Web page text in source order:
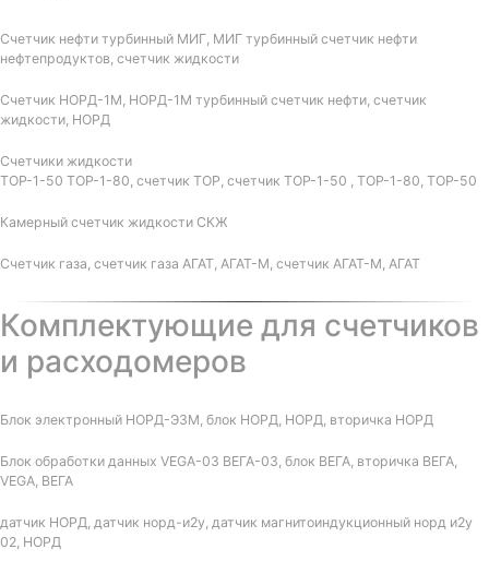
Счетчик нефти турбинный МИГ, МИГ турбинный счетчик нефти
нефтепродуктов, счетчик жидкости
Счетчик НОРД-1М, НОРД-1М турбинный счетчик нефти, счетчик
жидкости, НОРД
Счетчики жидкости
ТОР-1-50 ТОР-1-80, счетчик ТОР, счетчик ТОР-1-50 , ТОР-1-80, ТОР-50
Камерный счетчик жидкости СКЖ
Счетчик газа, счетчик газа АГАТ, АГАТ-М, счетчик АГАТ-М, АГАТ
Комплектующие для счетчиков
и расходомеров
Блок электронный НОРД-Э3М, блок НОРД, НОРД, вторичка НОРД
Блок обработки данных VEGA-03 ВЕГА-03, блок ВЕГА, вторичка ВЕГА,
VEGA, ВЕГА
датчик НОРД, датчик норд-и2у, датчик магнитоиндукционный норд и2у
02, НОРД